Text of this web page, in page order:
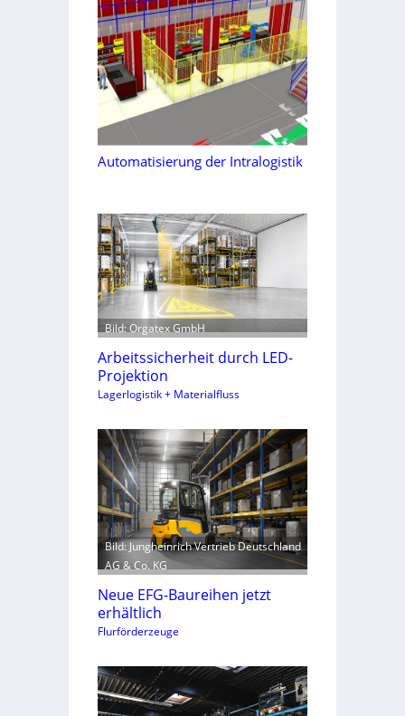
Automatisierung der Intralogistik
Bild: Orgatex GmbH
Arbeitssicherheit durch LED-
Projektion
Lagerlogistik + Materialfluss
Bild: Jungheinrich Vertrieb Deutschland
AG & Co. KG
Neue EFG-Baureihen jetzt
erhältlich
Flurförderzeuge